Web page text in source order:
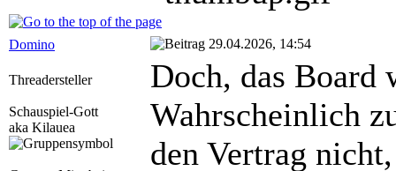
Domino 29.04.2026, 14:54
Threadersteller
Schauspiel-Gott
aka Kilauea
Doch, das Board
Wahrscheinlich
den Vertrag